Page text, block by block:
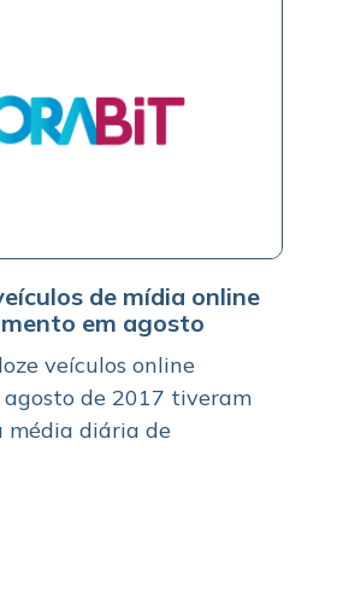
de mídia online
em agosto
veículos online
agosto de 2017 tiveram
média diária de